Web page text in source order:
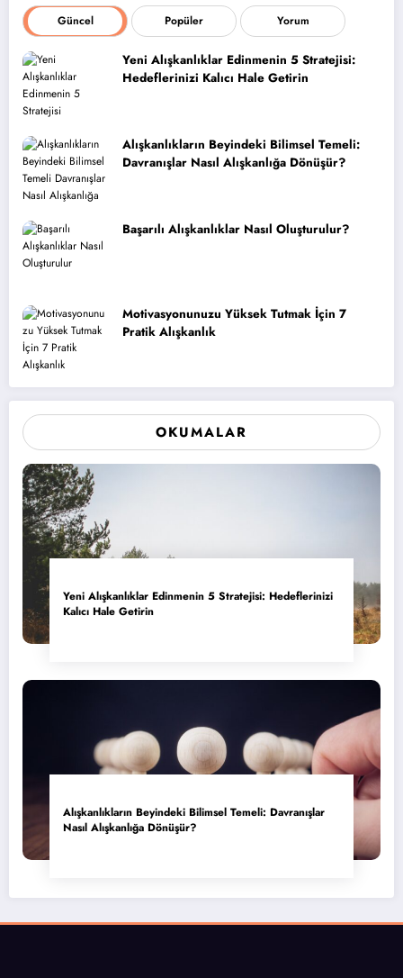
Güncel Popüler Yorum
Yeni Alışkanlıklar Edinmenin 5 Stratejisi:
Hedeflerinizi Kalıcı Hale Getirin
Alışkanlıkların Beyindeki Bilimsel Temeli:
Davranışlar Nasıl Alışkanlığa Dönüşür?
Başarılı Alışkanlıklar Nasıl Oluşturulur?
Motivasyonunuzu Yüksek Tutmak İçin 7
Pratik Alışkanlık
OKUMALAR
Yeni Alışkanlıklar Edinmenin 5 Stratejisi: Hedeflerinizi
Kalıcı Hale Getirin
Alışkanlıkların Beyindeki Bilimsel Temeli: Davranışlar
Nasıl Alışkanlığa Dönüşür?